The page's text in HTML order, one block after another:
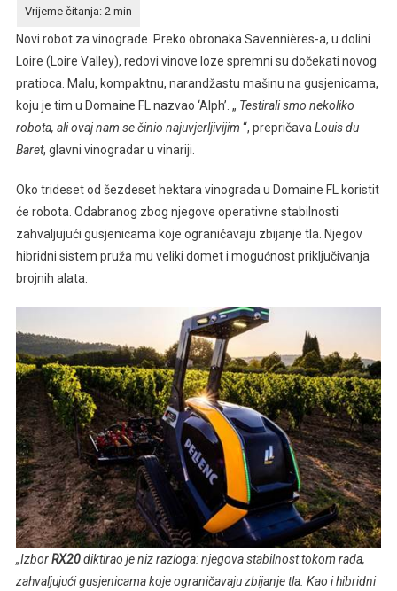
Novi robot za vinograde. Preko obronaka Savennières-a, u dolini
Loire (Loire Valley), redovi vinove loze spremni su dočekati novog
pratioca. Malu, kompaktnu, narandžastu mašinu na gusjenicama,
koju je tim u Domaine FL nazvao ‘Alph’. „ Testirali smo nekoliko
robota, ali ovaj nam se činio najuvjerljivijim “, prepričava Louis du
Baret, glavni vinogradar u vinariji.
Oko trideset od šezdeset hektara vinograda u Domaine FL koristit
će robota. Odabranog zbog njegove operativne stabilnosti
zahvaljujući gusjenicama koje ograničavaju zbijanje tla. Njegov
hibridni sistem pruža mu veliki domet i mogućnost priključivanja
brojnih alata.
„IzborRX20diktirao je niz razloga: njegova stabilnost tokom rada,
zahvaljujući gusjenicama koje ograničavaju zbijanje tla. Kao i hibridni